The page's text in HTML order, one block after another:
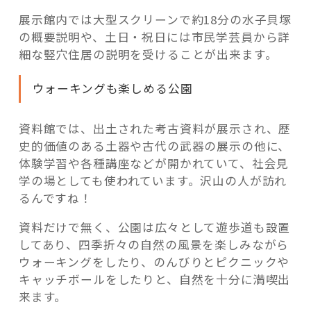
展示館内では大型スクリーンで約18分の水子貝塚
の概要説明や、土日・祝日には市民学芸員から詳
細な竪穴住居の説明を受けることが出来ます。
ウォーキングも楽しめる公園
資料館では、出土された考古資料が展示され、歴
史的価値のある土器や古代の武器の展示の他に、
体験学習や各種講座などが開かれていて、社会見
学の場としても使われています。沢山の人が訪れ
るんですね！
資料だけで無く、公園は広々として遊歩道も設置
してあり、四季折々の自然の風景を楽しみながら
ウォーキングをしたり、のんびりとピクニックや
キャッチボールをしたりと、自然を十分に満喫出
来ます。